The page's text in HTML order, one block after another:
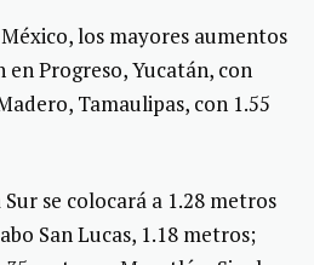
los mayores aumentos
Progreso, Yucatán, con
Tamaulipas, con 1.55
se colocará a 1.28 metros
San Lucas, 1.18 metros;